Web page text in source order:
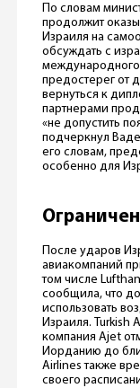
По словам
продолжит
Израиля на
обсуждать с
международного
предостерег от
вернуться к
партнерами
«не допустить
подчеркнул
его словам,
особенно для
После ударов
авиакомпаний
том числе
сообщила, что
использовать
Израиля. Turkish
компания Ajet
Иорданию до
Airlines также
своего